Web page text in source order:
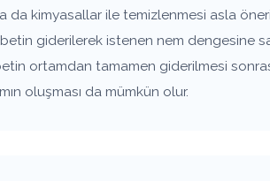
da kimyasallar ile temizlenmesi asla
giderilerek istenen nem dengesine
ortamdan tamamen giderilmesi
oluşması da mümkün olur.